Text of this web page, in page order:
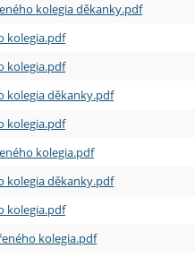
kolegia děkanky.pdf
kolegia.pdf
kolegia.pdf
kolegia děkanky.pdf
kolegia.pdf
kolegia.pdf
kolegia děkanky.pdf
kolegia.pdf
kolegia.pdf